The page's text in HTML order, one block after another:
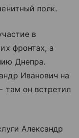
полк.
в
фронтах, а
Днепра.
Иванович на
там он встретил
Александр